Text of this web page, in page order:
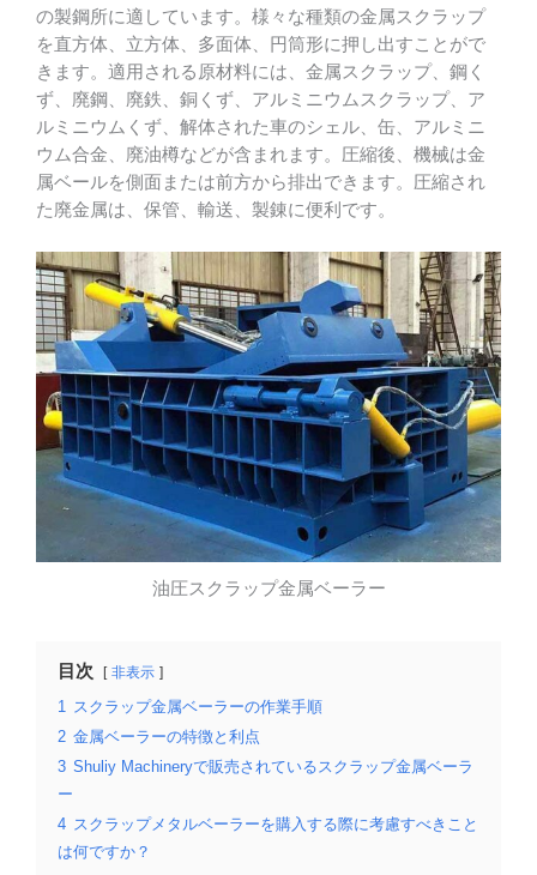
の製鋼所に適しています。様々な種類の金属スクラップ
を直方体、立方体、多面体、円筒形に押し出すことがで
きます。適用される原材料には、金属スクラップ、鋼く
ず、廃鋼、廃鉄、銅くず、アルミニウムスクラップ、ア
ルミニウムくず、解体された車のシェル、缶、アルミニ
ウム合金、廃油樽などが含まれます。圧縮後、機械は金
属ベールを側面または前方から排出できます。圧縮され
た廃金属は、保管、輸送、製錬に便利です。
油圧スクラップ金属ベーラー
目次 非表示
1 スクラップ金属ベーラーの作業手順
2 金属ベーラーの特徴と利点
3 Shuliy Machineryで販売されているスクラップ金属ベーラ
ー
4 スクラップメタルベーラーを購入する際に考慮すべきこと
は何ですか？